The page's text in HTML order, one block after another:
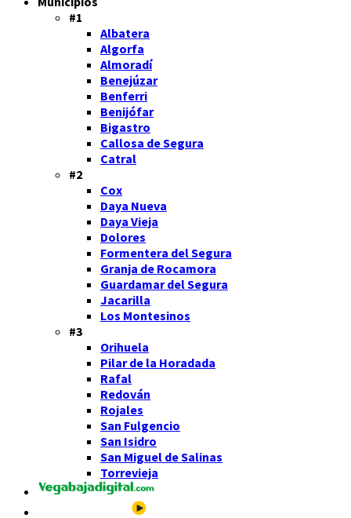
#1
Albatera
Algorfa
Almoradí
Benejúzar
Benferri
Benijófar
Bigastro
Callosa de Segura
Catral
#2
Cox
Daya Nueva
Daya Vieja
Dolores
Formentera del Segura
Granja de Rocamora
Guardamar del Segura
Jacarilla
Los Montesinos
#3
Orihuela
Pilar de la Horadada
Rafal
Redován
Rojales
San Fulgencio
San Isidro
San Miguel de Salinas
Torrevieja